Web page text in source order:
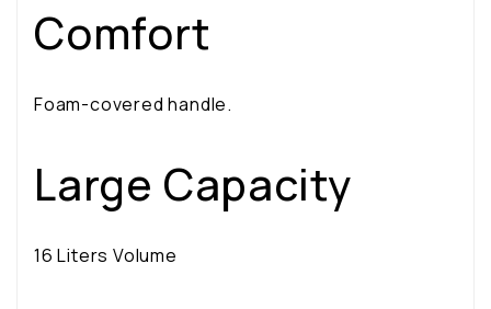
Comfort
Foam-covered handle.
Large Capacity
16 Liters Volume